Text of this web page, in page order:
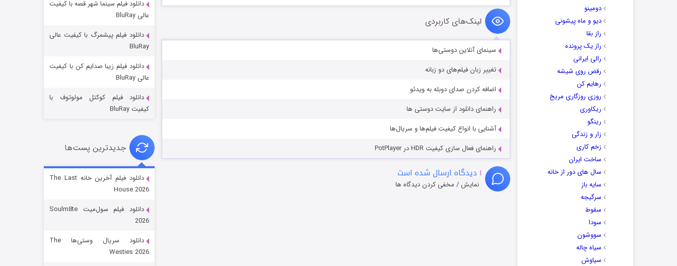
دومینو
دیو و ماه پیشونی
راز بقا
راز یک پرونده
رالی ایرانی
رقص روی شیشه
رهایم کن
روزی روزگاری مریخ
ریکاوری
رینگو
زار و زندگی
زخم کاری
ساخت ایران
سال های دور از خانه
سایه باز
سرگیجه
سقوط
سودا
سووشون
سیاه چاله
سیاوش
لینک‌های کاربردی
سینمای آنلاین دوستی‌ها
تغییر زبان فیلم‌های دو زبانه
اضافه کردن صدای دوبله به ویدئو
راهنمای دانلود از سایت دوستی ها
آشنایی با انواع کیفیت فیلم‌ها و سریال‌ها
راهنمای فعال سازی کیفیت HDR در PotPlayer
۱ دیدگاه ارسال شده است
نمایش / مخفی کردن دیدگاه ها
جادوگری در مغولستان
قسمت
دانلود فیلم سینما شهر قصه با کیفیت
عالی BluRay
دانلود فیلم پیشمرگ با کیفیت عالی
BluRay
دانلود فیلم زیبا صدایم کن با کیفیت
عالی BluRay
دانلود فیلم کوکتل مولوتوف با
کیفیت BluRay
جدیدترین پست‌ها
دانلود فیلم آخرین خانه The Last
House 2026
دانلود فیلم سول‌میت Soulm8te
2026
دانلود سریال وستی‌ها The
Westies 2026